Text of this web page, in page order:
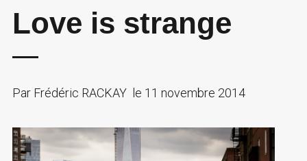
Love is strange
ParFrédéric RACKAY le 11 novembre 2014